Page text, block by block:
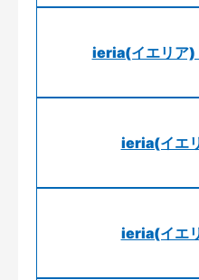
ieria(イエリア)
ieria(イエ
ieria(イエ